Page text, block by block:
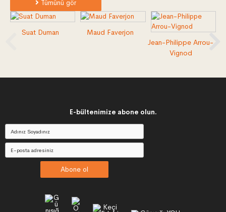
Tümünü gör
Suat Duman
Maud Faverjon
Jean-Philippe Arrou-
Vignod
E-bültenimize abone olun.
Abone ol